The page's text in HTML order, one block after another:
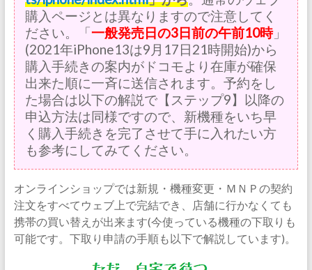
購入ページとは異なりますので注意してく
ださい。「一般発売日の3日前の午前10時」
(2021年iPhone13は9月17日21時開始)から
購入手続きの案内がドコモより在庫が確保
出来た順に一斉に送信されます。予約をし
た場合は以下の解説で【ステップ9】以降の
申込方法は同様ですので、新機種をいち早
く購入手続きを完了させて手に入れたい方
も参考にしてみてください。
オンラインショップでは新規・機種変更・ＭＮＰの契約
注文をすべてウェブ上で完結でき、店舗に行かなくても
携帯の買い替えが出来ます(今使っている機種の下取りも
可能です。下取り申請の手順も以下で解説しています)。